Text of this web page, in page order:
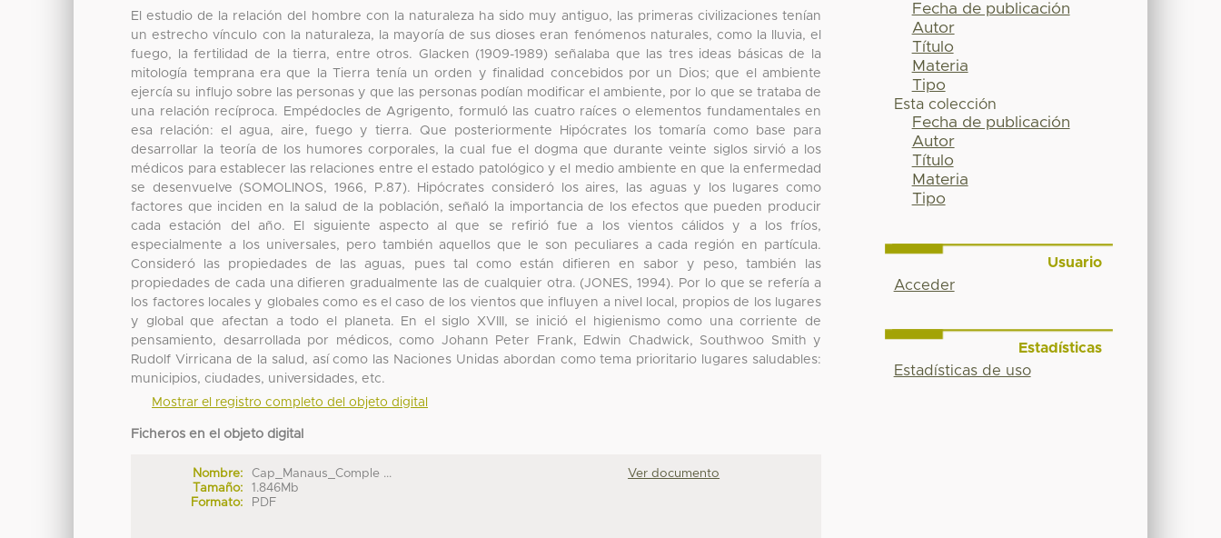
El estudio de la relación del hombre con la naturaleza ha sido muy antiguo, las primeras civilizaciones tenían
un estrecho vínculo con la naturaleza, la mayoría de sus dioses eran fenómenos naturales, como la lluvia, el
fuego, la fertilidad de la tierra, entre otros. Glacken (1909-1989) señalaba que las tres ideas básicas de la
mitología temprana era que la Tierra tenía un orden y finalidad concebidos por un Dios; que el ambiente
ejercía su influjo sobre las personas y que las personas podían modificar el ambiente, por lo que se trataba de
una relación recíproca. Empédocles de Agrigento, formuló las cuatro raíces o elementos fundamentales en
esa relación: el agua, aire, fuego y tierra. Que posteriormente Hipócrates los tomaría como base para
desarrollar la teoría de los humores corporales, la cual fue el dogma que durante veinte siglos sirvió a los
médicos para establecer las relaciones entre el estado patológico y el medio ambiente en que la enfermedad
se desenvuelve (SOMOLINOS, 1966, P.87). Hipócrates consideró los aires, las aguas y los lugares como
factores que inciden en la salud de la población, señaló la importancia de los efectos que pueden producir
cada estación del año. El siguiente aspecto al que se refirió fue a los vientos cálidos y a los fríos,
especialmente a los universales, pero también aquellos que le son peculiares a cada región en partícula.
Consideró las propiedades de las aguas, pues tal como están difieren en sabor y peso, también las
propiedades de cada una difieren gradualmente las de cualquier otra. (JONES, 1994). Por lo que se refería a
los factores locales y globales como es el caso de los vientos que influyen a nivel local, propios de los lugares
y global que afectan a todo el planeta. En el siglo XVIII, se inició el higienismo como una corriente de
pensamiento, desarrollada por médicos, como Johann Peter Frank, Edwin Chadwick, Southwoo Smith y
Rudolf Virricana de la salud, así como las Naciones Unidas abordan como tema prioritario lugares saludables:
municipios, ciudades, universidades, etc.
Mostrar el registro completo del objeto digital
Ficheros en el objeto digital
Nombre:
Cap_Manaus_Comple ...
Tamaño:
1.846Mb
Formato:
PDF
Ver documento
Fecha de publicación
Autor
Título
Materia
Tipo
Esta colección
Fecha de publicación
Autor
Título
Materia
Tipo
Usuario
Acceder
Estadísticas
Estadísticas de uso